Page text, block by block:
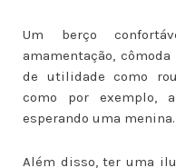
Um berço
amamentação,
de utilidade como
como por exemplo,
esperando uma menina.
Além disso, ter uma